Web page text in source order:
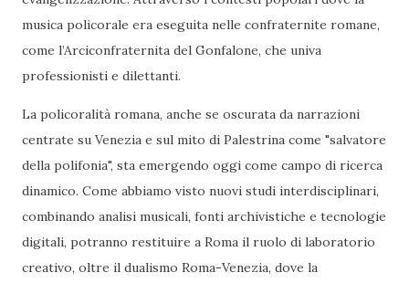
musica policorale era eseguita nelle confraternite romane,
come l’Arciconfraternita del Gonfalone, che univa
professionisti e dilettanti.
La policoralità romana, anche se oscurata da narrazioni
centrate su Venezia e sul mito di Palestrina come "salvatore
della polifonia", sta emergendo oggi come campo di ricerca
dinamico. Come abbiamo visto nuovi studi interdisciplinari,
combinando analisi musicali, fonti archivistiche e tecnologie
digitali, potranno restituire a Roma il ruolo di laboratorio
creativo, oltre il dualismo Roma-Venezia, dove la